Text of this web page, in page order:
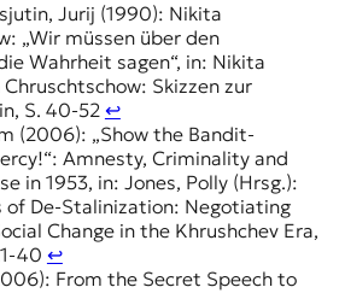
Jurij (1990): Nikita
„Wir müssen über den
Wahrheit sagen“, in: Nikita
Skizzen zur
S. 40-52 ↩︎
(2006): „Show the Bandit-
Amnesty, Criminality and
in 1953, in: Jones, Polly (Hrsg.):
of De-Stalinization: Negotiating
Change in the Khrushchev Era,
40 ↩︎
From the Secret Speech to